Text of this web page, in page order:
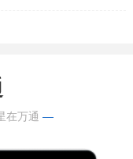
在万通 —